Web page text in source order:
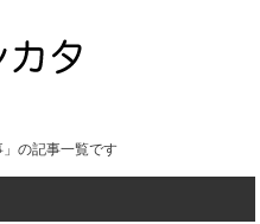
」の記事一覧です